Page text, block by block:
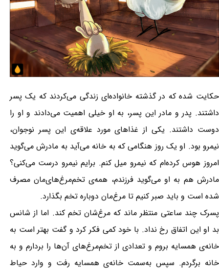
حکایت شده که در گذشته خانواده‌ای زندگی می‌کردند که یک پسر
داشتند. پدر و مادر این پسر، به او خیلی اهمیت می‌دادند و او را
دوست داشتند. یکی از غذاهای مورد علاقه‌ی این پسر نوجوان،
نیمرو بود. او یک روز هنگامی که به خانه می‌آید به مادرش می‌گوید
امروز هوس کرده‌ام که نیمرو میل کنم. برایم نیمرو درست می‌کنی؟
مادرش هم به او می‌گوید فرزندم، همه‌ی تخم‌مرغ‌های‌مان مصرف
شده است و باید صبر کنیم تا مرغ‌مان دوباره تخم بگذارد.
پسرک چند ساعتی منتظر ماند که مرغ‌شان تخم کند. اما از شانس
بد او این اتفاق رخ نداد. با خود کمی فکر کرد و گفت بهتر است به
خانه‌ی همسایه بروم و تعدادی از تخم‌مرغ‌های آن‌ها را بردارم و به
خانه برگردم. سپس به‌سمت خانه‌ی همسایه رفت و وارد حیاط